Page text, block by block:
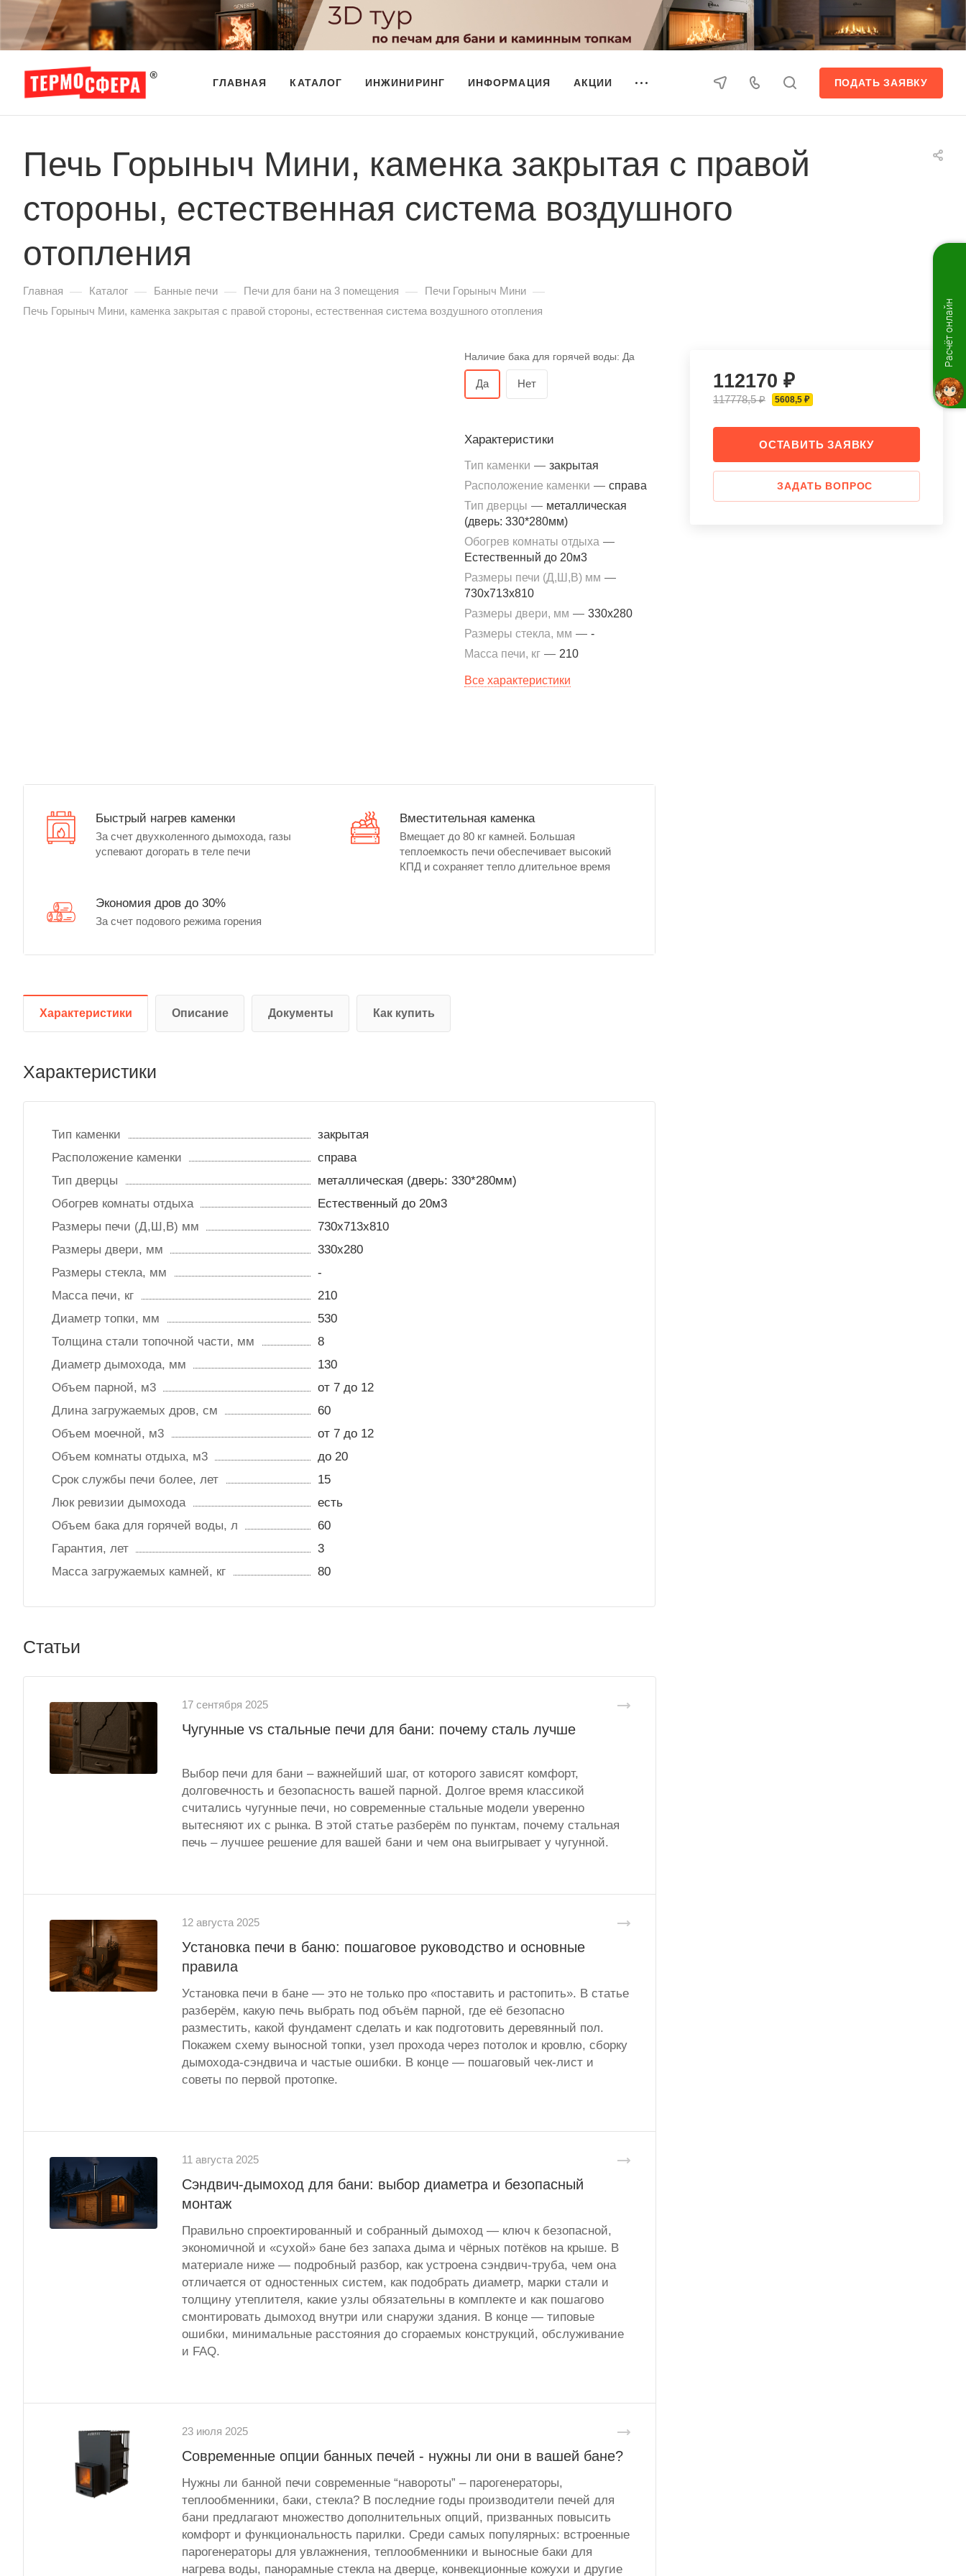
ГЛАВНАЯ КАТАЛОГ ИНЖИНИРИНГ ИНФОРМАЦИЯ АКЦИИ ПОДАТЬ ЗАЯВКУ
Печь Горыныч Мини, каменка закрытая с правой
стороны, естественная система воздушного
отопления
Главная — Каталог — Банные печи — Печи для бани на 3 помещения — Печи Горыныч Мини —
Печь Горыныч Мини, каменка закрытая с правой стороны, естественная система воздушного отопления
112170 ₽
117778,5 ₽ 5608,5 ₽
ОСТАВИТЬ ЗАЯВКУ
ЗАДАТЬ ВОПРОС
Наличие бака для горячей воды: Да
Да Нет
Характеристики
Тип каменки — закрытая
Расположение каменки — справа
Тип дверцы — металлическая
(дверь: 330*280мм)
Обогрев комнаты отдыха —
Естественный до 20м3
Размеры печи (Д,Ш,В) мм —
730x713x810
Размеры двери, мм — 330x280
Размеры стекла, мм — -
Масса печи, кг — 210
Все характеристики
Быстрый нагрев каменки
За счет двухколенного дымохода, газы
успевают догорать в теле печи
Вместительная каменка
Вмещает до 80 кг камней. Большая
теплоемкость печи обеспечивает высокий
КПД и сохраняет тепло длительное время
Экономия дров до 30%
За счет подового режима горения
Характеристики Описание Документы Как купить
Характеристики
Тип каменки
закрытая
Расположение каменки
справа
Тип дверцы
металлическая (дверь: 330*280мм)
Обогрев комнаты отдыха
Естественный до 20м3
Размеры печи (Д,Ш,В) мм
730x713x810
Размеры двери, мм
330x280
Размеры стекла, мм
-
Масса печи, кг
210
Диаметр топки, мм
530
Толщина стали топочной части, мм
8
Диаметр дымохода, мм
130
Объем парной, м3
от 7 до 12
Длина загружаемых дров, см
60
Объем моечной, м3
от 7 до 12
Объем комнаты отдыха, м3
до 20
Срок службы печи более, лет
15
Люк ревизии дымохода
есть
Объем бака для горячей воды, л
60
Гарантия, лет
3
Масса загружаемых камней, кг
80
Статьи
17 сентября 2025
Чугунные vs стальные печи для бани: почему сталь лучше
Выбор печи для бани – важнейший шаг, от которого зависят комфорт,
долговечность и безопасность вашей парной. Долгое время классикой
считались чугунные печи, но современные стальные модели уверенно
вытесняют их с рынка. В этой статье разберём по пунктам, почему стальная
печь – лучшее решение для вашей бани и чем она выигрывает у чугунной.
12 августа 2025
Установка печи в баню: пошаговое руководство и основные
правила
Установка печи в бане — это не только про «поставить и растопить». В статье
разберём, какую печь выбрать под объём парной, где её безопасно
разместить, какой фундамент сделать и как подготовить деревянный пол.
Покажем схему выносной топки, узел прохода через потолок и кровлю, сборку
дымохода-сэндвича и частые ошибки. В конце — пошаговый чек-лист и
советы по первой протопке.
11 августа 2025
Сэндвич-дымоход для бани: выбор диаметра и безопасный
монтаж
Правильно спроектированный и собранный дымоход — ключ к безопасной,
экономичной и «сухой» бане без запаха дыма и чёрных потёков на крыше. В
материале ниже — подробный разбор, как устроена сэндвич-труба, чем она
отличается от одностенных систем, как подобрать диаметр, марки стали и
толщину утеплителя, какие узлы обязательны в комплекте и как пошагово
смонтировать дымоход внутри или снаружи здания. В конце — типовые
ошибки, минимальные расстояния до сгораемых конструкций, обслуживание
и FAQ.
23 июля 2025
Современные опции банных печей - нужны ли они в вашей бане?
Нужны ли банной печи современные “навороты” – парогенераторы,
теплообменники, баки, стекла? В последние годы производители печей для
бани предлагают множество дополнительных опций, призванных повысить
комфорт и функциональность парилки. Среди самых популярных: встроенные
парогенераторы для увлажнения, теплообменники и выносные баки для
нагрева воды, панорамные стекла на дверце, конвекционные кожухи и другие
Расчёт онлайн